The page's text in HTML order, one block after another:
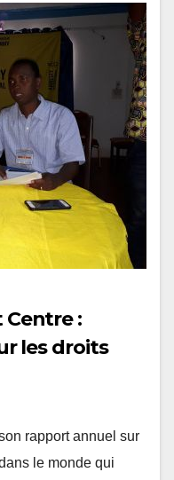
Centre :
les droits
rapport annuel sur
le monde qui